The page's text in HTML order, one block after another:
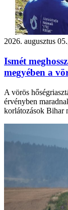
2026. augusztus
Ismét
megyében a
A vörös
érvényben
korlátozások Bihar